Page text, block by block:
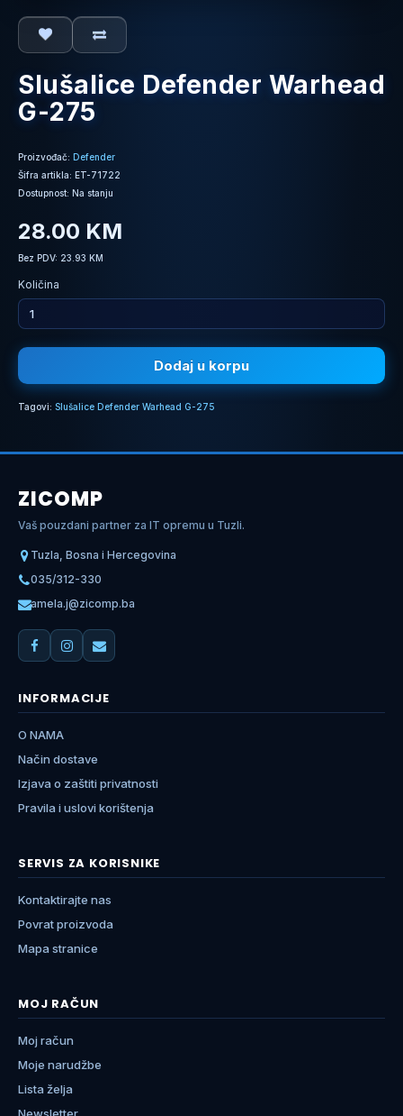
Slušalice Defender Warhead
G-275
Proizvođač: Defender
Šifra artikla: ET-71722
Dostupnost: Na stanju
28.00 KM
Bez PDV: 23.93 KM
Količina
Dodaj u korpu
Tagovi: Slušalice Defender Warhead G-275
ZICOMP
Vaš pouzdani partner za IT opremu u Tuzli.
Tuzla, Bosna i Hercegovina
035/312-330
amela.j@zicomp.ba
INFORMACIJE
O NAMA
Način dostave
Izjava o zaštiti privatnosti
Pravila i uslovi korištenja
SERVIS ZA KORISNIKE
Kontaktirajte nas
Povrat proizvoda
Mapa stranice
MOJ RAČUN
Moj račun
Moje narudžbe
Lista želja